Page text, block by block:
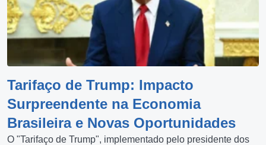
Tarifaço de Trump: Impacto
Surpreendente na Economia
Brasileira e Novas Oportunidades
O "Tarifaço de Trump", implementado pelo presidente dos